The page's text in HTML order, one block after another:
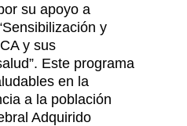
su apoyo a
y
y sus
Este programa
en la
a la población
Adquirido